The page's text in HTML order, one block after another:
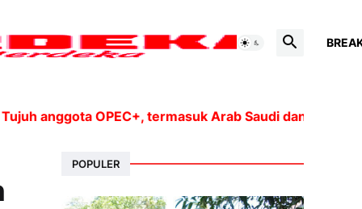
OPEC+, termasuk Arab Saudi dan Rusia, akan
POPULER